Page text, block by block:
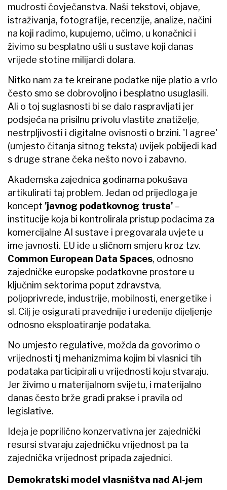
mudrosti čovječanstva. Naši tekstovi, objave,
istraživanja, fotografije, recenzije, analize, načini
na koji radimo, kupujemo, učimo, u konačnici i
živimo su besplatno ušli u sustave koji danas
vrijede stotine milijardi dolara.
Nitko nam za te kreirane podatke nije platio a vrlo
često smo se dobrovoljno i besplatno usuglasili.
Ali o toj suglasnosti bi se dalo raspravljati jer
podsjeća na prisilnu privolu vlastite znatiželje,
nestrpljivosti i digitalne ovisnosti o brzini. 'I agree'
(umjesto čitanja sitnog teksta) uvijek pobijedi kad
s druge strane čeka nešto novo i zabavno.
Akademska zajednica godinama pokušava
artikulirati taj problem. Jedan od prijedloga je
koncept 'javnog podatkovnog trusta' –
institucije koja bi kontrolirala pristup podacima za
komercijalne AI sustave i pregovarala uvjete u
ime javnosti. EU ide u sličnom smjeru kroz tzv.
Common European Data Spaces, odnosno
zajedničke europske podatkovne prostore u
ključnim sektorima poput zdravstva,
poljoprivrede, industrije, mobilnosti, energetike i
sl. Cilj je osigurati pravednije i uređenije dijeljenje
odnosno eksploatiranje podataka.
No umjesto regulative, možda da govorimo o
vrijednosti tj mehanizmima kojim bi vlasnici tih
podataka participirali u vrijednosti koju stvaraju.
Jer živimo u materijalnom svijetu, i materijalno
danas često brže gradi prakse i pravila od
legislative.
Ideja je poprilično konzervativna jer zajednički
resursi stvaraju zajedničku vrijednost pa ta
zajednička vrijednost pripada zajednici.
Demokratski model vlasništva nad AI-jem